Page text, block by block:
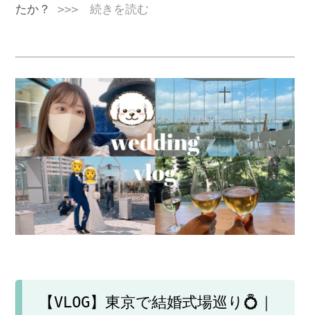
たか？ >>> 続きを読む
【VLOG】東京で結婚式場巡り💍｜